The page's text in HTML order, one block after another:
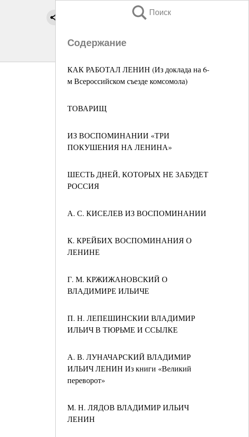
Поиск
Содержание
КАК РАБОТАЛ ЛЕНИН (Из доклада на 6-
м Всероссийском съезде комсомола)
ТОВАРИЩ
ИЗ ВОСПОМИНАНИИ «ТРИ
ПОКУШЕНИЯ НА ЛЕНИНА»
ШЕСТЬ ДНЕЙ, КОТОРЫХ НЕ ЗАБУДЕТ
РОССИЯ
А. С. КИСЕЛЕВ ИЗ ВОСПОМИНАНИИ
К. КРЕЙБИХ ВОСПОМИНАНИЯ О
ЛЕНИНЕ
Г. М. КРЖИЖАНОВСКИЙ О
ВЛАДИМИРЕ ИЛЬИЧЕ
П. Н. ЛЕПЕШИНСКИИ ВЛАДИМИР
ИЛЬИЧ В ТЮРЬМЕ И ССЫЛКЕ
А. В. ЛУНАЧАРСКИЙ ВЛАДИМИР
ИЛЬИЧ ЛЕНИН Из книги «Великий
переворот»
М. Н. ЛЯДОВ ВЛАДИМИР ИЛЬИЧ
ЛЕНИН